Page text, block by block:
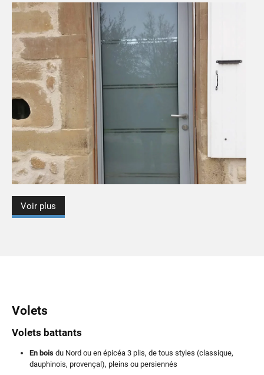
Voir plus
Volets
Volets battants
En bois du Nord ou en épicéa 3 plis, de tous styles (classique,
dauphinois, provençal), pleins ou persiennés